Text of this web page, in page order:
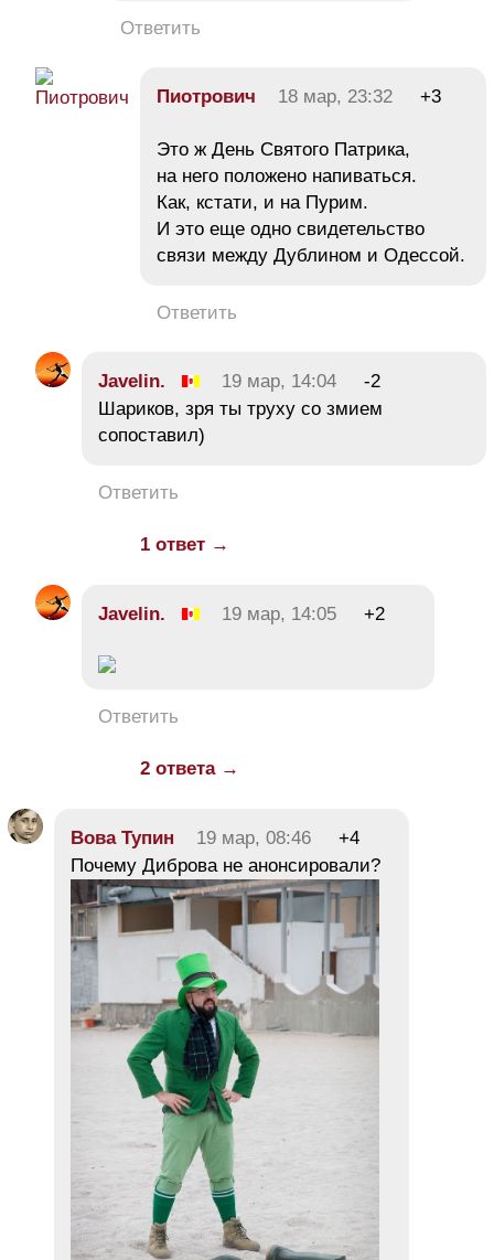
Ответить
Пиотрович 18 мар, 23:32 +3
Это ж День Святого Патрика,
на него положено напиваться.
Как, кстати, и на Пурим.
И это еще одно свидетельство
связи между Дублином и Одессой.
Ответить
Javelin. 19 мар, 14:04
-2
Шариков, зря ты труху со змием
сопоставил)
Ответить
1 ответ →
Javelin. 19 мар, 14:05 +2
Ответить
2 ответа →
Вова Тупин 19 мар, 08:46
+4
Почему Диброва не анонсировали?